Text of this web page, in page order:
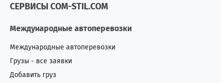
СЕРВИСЫ COM-STIL.COM
Международные автоперевозки
Международные автоперевозки
Грузы - все заявки
Добавить груз